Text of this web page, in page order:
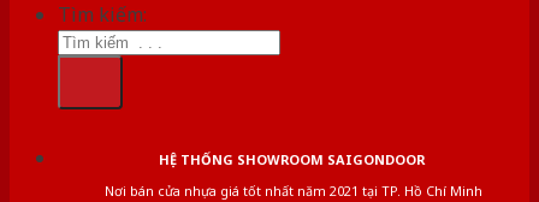
Tìm kiếm:
HỆ THỐNG SHOWROOM SAIGONDOOR
Nơi bán cửa nhựa giá tốt nhất năm 2021 tại TP. Hồ Chí Minh